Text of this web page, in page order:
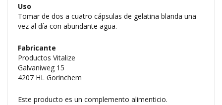
Uso
Tomar de dos a cuatro cápsulas de gelatina blanda una
vez al día con abundante agua.
Fabricante
Productos Vitalize
Galvaniweg 15
4207 HL Gorinchem
Este producto es un complemento alimenticio.